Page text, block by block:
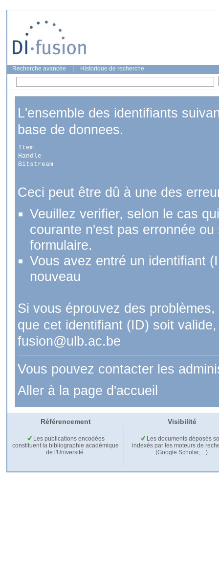
Recherche avancée Historique de recherche
L'ensemble des identifiants
base de donnees.
Item
Handle
Bitstream
Ceci peut être dû à une des
Veuillez verifier, selon le cas
courante n'est pas erronnée
formulaire.
Vous avez entré un identifiant
nouveau
Si vous éprouvez des
que cet identifiant (ID) soit
fusion@ulb.ac.be
Vous pouvez contacter les
Aller à la page d'accueil
Référencement Visibilité
Les publications encodées
constituent la bibliographie académique
de l'Université.
Les documents déposés
indexés par les moteurs de
(Google Scholar,…).